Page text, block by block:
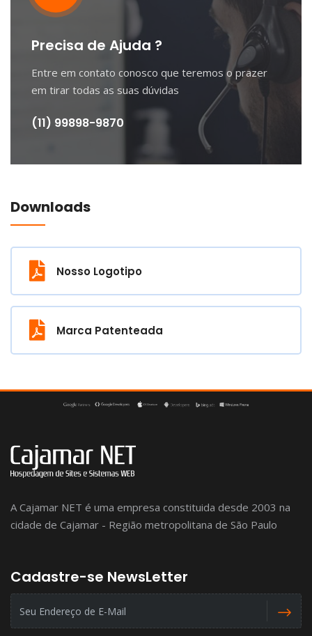
Precisa de Ajuda ?
Entre em contato conosco que teremos o prazer
em tirar todas as suas dúvidas
(11) 99898-9870
Downloads
Nosso Logotipo
Marca Patenteada
A Cajamar NET é uma empresa constituida desde 2003 na
cidade de Cajamar - Região metropolitana de São Paulo
Cadastre-se NewsLetter